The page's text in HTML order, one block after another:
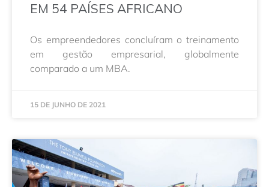
EM 54 PAÍSES AFRICANO
Os empreendedores concluíram o treinamento
em gestão empresarial, globalmente
comparado a um MBA.
15 DE JUNHO DE 2021